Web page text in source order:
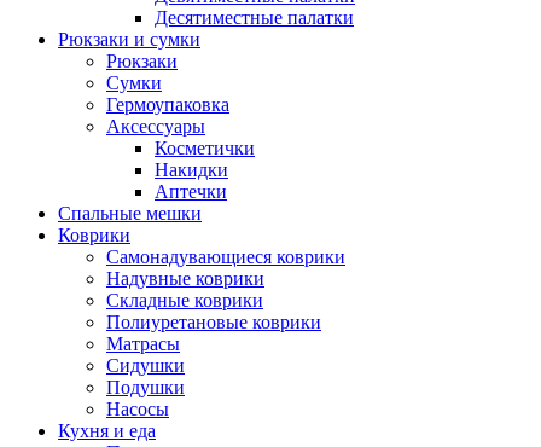
Десятиместные палатки
Рюкзаки и сумки
Рюкзаки
Сумки
Гермоупаковка
Аксессуары
Косметички
Накидки
Аптечки
Спальные мешки
Коврики
Самонадувающиеся коврики
Надувные коврики
Складные коврики
Полиуретановые коврики
Матрасы
Сидушки
Подушки
Насосы
Кухня и еда